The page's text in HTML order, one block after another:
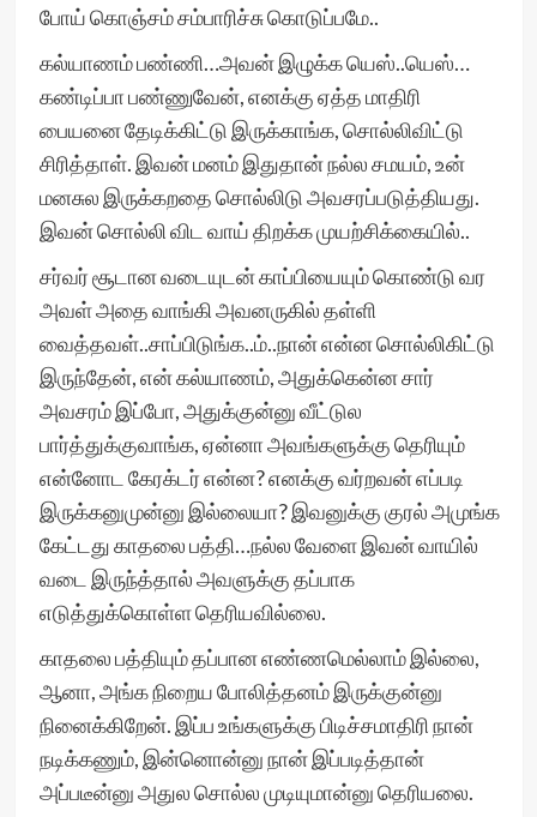
போய் கொஞ்சம் சம்பாரிச்சு கொடுப்பமே..
கல்யாணம் பண்ணி…அவன் இழுக்க யெஸ்..யெஸ்…
கண்டிப்பா பண்ணுவேன், எனக்கு ஏத்த மாதிரி
பையனை தேடிக்கிட்டு இருக்காங்க, சொல்லிவிட்டு
சிரித்தாள். இவன் மனம் இதுதான் நல்ல சமயம், உன்
மனசுல இருக்கறதை சொல்லிடு அவசரப்படுத்தியது.
இவன் சொல்லி விட வாய் திறக்க முயற்சிக்கையில்..
சர்வர் சூடான வடையுடன் காப்பியையும் கொண்டு வர
அவள் அதை வாங்கி அவனருகில் தள்ளி
வைத்தவள்..சாப்பிடுங்க..ம்..நான் என்ன சொல்லிகிட்டு
இருந்தேன், என் கல்யாணம், அதுக்கென்ன சார்
அவசரம் இப்போ, அதுக்குன்னு வீட்டுல
பார்த்துக்குவாங்க, ஏன்னா அவங்களுக்கு தெரியும்
என்னோட கேரக்டர் என்ன? எனக்கு வர்றவன் எப்படி
இருக்கனுமுன்னு இல்லையா? இவனுக்கு குரல் அமுங்க
கேட்டது காதலை பத்தி…நல்ல வேளை இவன் வாயில்
வடை இருந்த்தால் அவளுக்கு தப்பாக
எடுத்துக்கொள்ள தெரியவில்லை.
காதலை பத்தியும் தப்பான எண்ணமெல்லாம் இல்லை,
ஆனா, அங்க நிறைய போலித்தனம் இருக்குன்னு
நினைக்கிறேன். இப்ப உங்களுக்கு பிடிச்சமாதிரி நான்
நடிக்கணும், இன்னொன்னு நான் இப்படித்தான்
அப்படீன்னு அதுல சொல்ல முடியுமான்னு தெரியலை.